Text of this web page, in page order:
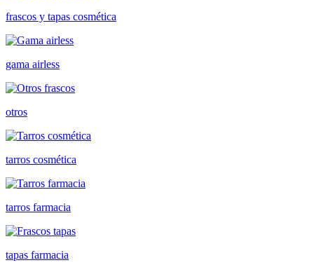
frascos y tapas cosmética
gama airless
otros
tarros cosmética
tarros farmacia
tapas farmacia